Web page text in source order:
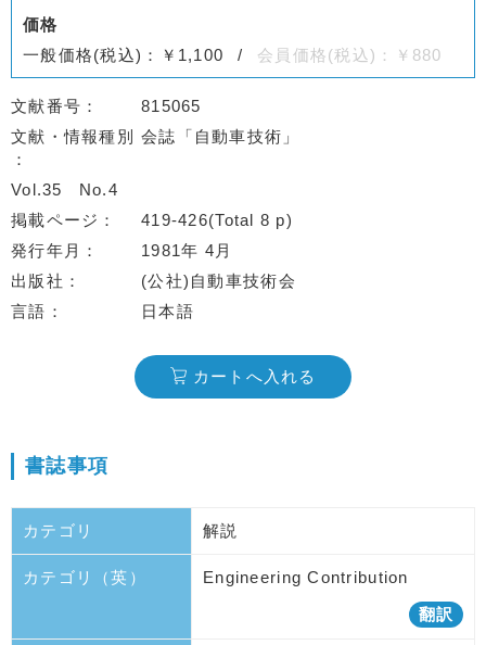
価格
一般価格(税込)：￥1,100
会員価格(税込)：￥880
文献番号
815065
文献・情報種別
会誌「自動車技術」
Vol.35
No.4
掲載ページ
419-426(Total 8 p)
発行年月
1981年 4月
出版社
(公社)自動車技術会
言語
日本語
カートへ入れる
書誌事項
カテゴリ 解説
カテゴリ（英）
Engineering Contribution
翻訳